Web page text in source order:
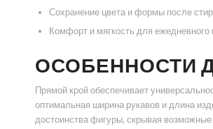
Сохранение цвета и формы после
Комфорт и мягкость для ежедневного
ОСОБЕННОСТИ
Прямой крой обеспечивает
оптимальная ширина рукавов и длина
достоинства фигуры, скрывая